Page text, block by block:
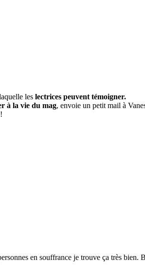
les lectrices peuvent témoigner.
à la vie du mag, envoie un petit mail à
en souffrance je trouve ça très